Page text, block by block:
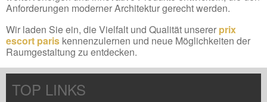
Anforderungen moderner Architektur gerecht werden.
Wir laden Sie ein, die Vielfalt und Qualität unserer prix
escort paris kennenzulernen und neue Möglichkeiten der
Raumgestaltung zu entdecken.
TOP LINKS